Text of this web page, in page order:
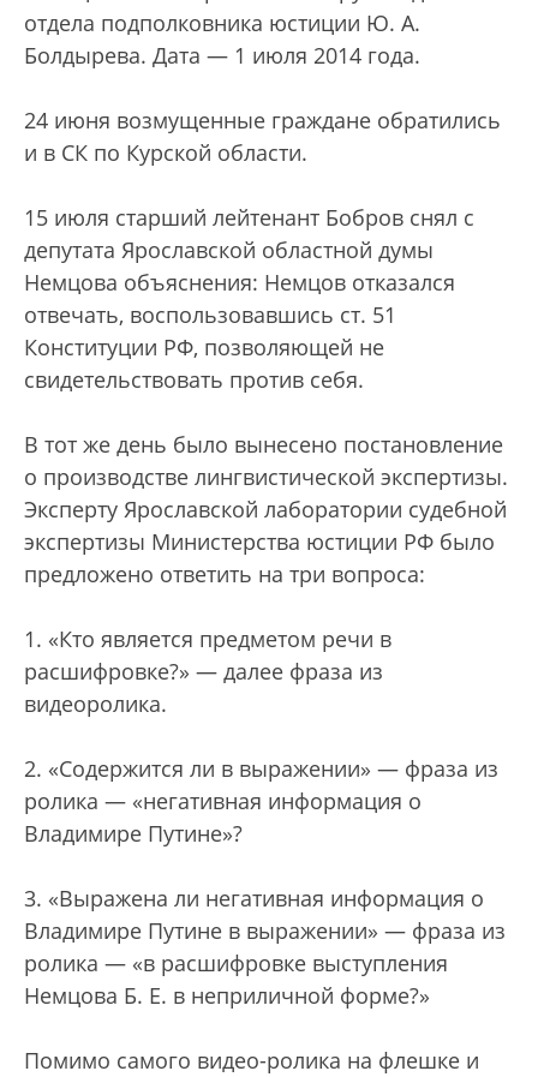
отдела подполковника юстиции Ю. А.
Болдырева. Дата — 1 июля 2014 года.
24 июня возмущенные граждане обратились
и в СК по Курской области.
15 июля старший лейтенант Бобров снял с
депутата Ярославской областной думы
Немцова объяснения: Немцов отказался
отвечать, воспользовавшись ст. 51
Конституции РФ, позволяющей не
свидетельствовать против себя.
В тот же день было вынесено постановление
о производстве лингвистической экспертизы.
Эксперту Ярославской лаборатории судебной
экспертизы Министерства юстиции РФ было
предложено ответить на три вопроса:
1. «Кто является предметом речи в
расшифровке?» — далее фраза из
видеоролика.
2. «Содержится ли в выражении» — фраза из
ролика — «негативная информация о
Владимире Путине»?
3. «Выражена ли негативная информация о
Владимире Путине в выражении» — фраза из
ролика — «в расшифровке выступления
Немцова Б. Е. в неприличной форме?»
Помимо самого видео-ролика на флешке и